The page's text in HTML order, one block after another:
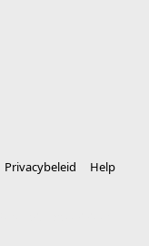
Privacybeleid
Help